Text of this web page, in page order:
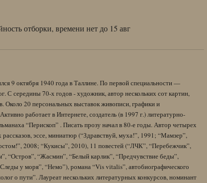
отборки, времени нет до 15 авг
9 октября 1940 года в Таллине. По первой специальности —
С середины 70-х годов - художник, автор нескольких сот картин,
Около 20 персональных выставок живописи, графики и
работает в Интернете, создатель (в 1997 г.) литературно-
“Перископ” . Писать прозу начал в 80-е годы. Автор четырех
рассказов, эссе, миниатюр (“Здравствуй, муха!”, 1991; “Мамзер”,
2008; “Кукисы”, 2010), 11 повестей (“ЛЧК”, “Перебежчик”,
“Остров”, “Жасмин”, “Белый карлик”, “Предчувствие беды”,
у моря”, “Немо”), романа “Vis vitalis”, автобиографического
о пути”. Лауреат нескольких литературных конкурсов, номинант